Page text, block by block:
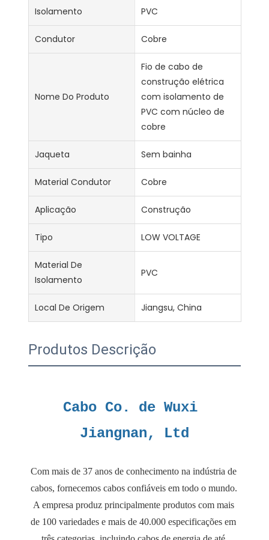
Isolamento PVC
Condutor Cobre
Nome Do Produto
Fio de cabo de
construção elétrica
com isolamento de
PVC com núcleo de
cobre
Jaqueta Sem bainha
Material Condutor Cobre
Aplicação Construção
Tipo LOW VOLTAGE
Material De
Isolamento
PVC
Local De Origem Jiangsu, China
Produtos Descrição
Cabo Co. de Wuxi
Com mais de 37 anos de conhecimento na indústria de
cabos, fornecemos cabos confiáveis ​​em todo o mundo.
A empresa produz principalmente produtos com mais
de 100 variedades e mais de 40.000 especificações em